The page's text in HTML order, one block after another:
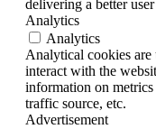
delivering a better
Analytics
Analytics
Analytical cookies are
interact with the
information on
traffic source, etc.
Advertisement